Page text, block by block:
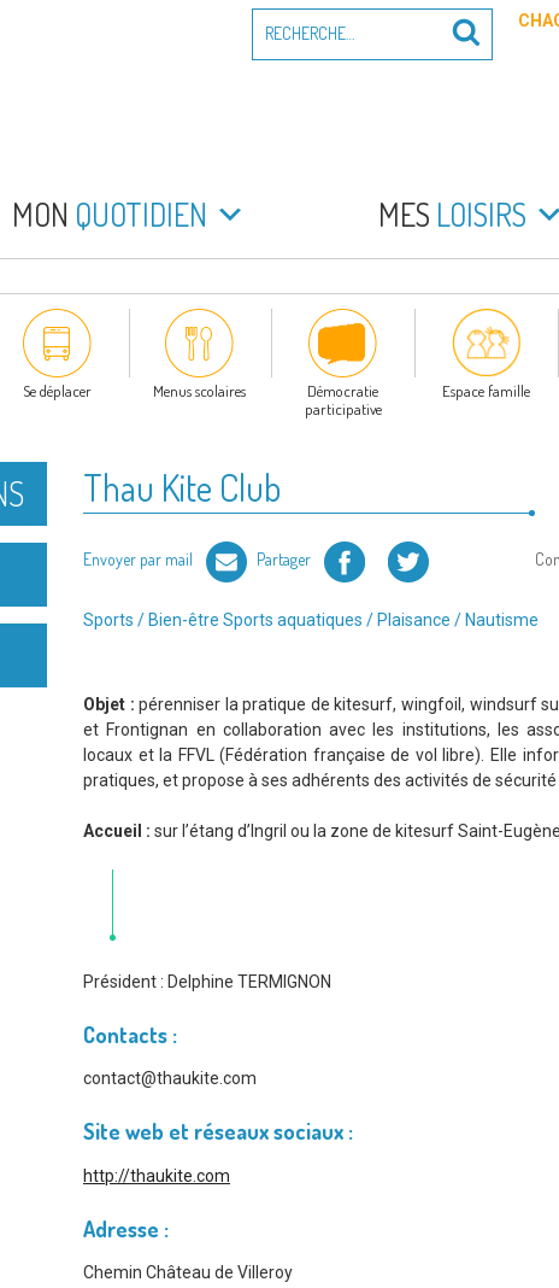
pour
MON QUOTIDIEN MES LOISIRS
Se déplacer Menus scolaires
Démocratie
participative
Espace famille
Thau Kite Club
Envoyer par mail Partager Facebook Twitter
Type
Sports / Bien-être Sports aquatiques / Plaisance / Nautisme
Objet : pérenniser la pratique de kitesurf, wingfoil, windsurf
et Frontignan en collaboration avec les institutions, les
locaux et la FFVL (Fédération française de vol libre). Elle
pratiques, et propose à ses adhérents des activités de
Accueil : sur l’étang d’Ingril ou la zone de kitesurf Saint-
Président : Delphine TERMIGNON
Contacts :
contact@thaukite.com
Site web et réseaux sociaux :
http://thaukite.com
Adresse :
Chemin Château de Villeroy